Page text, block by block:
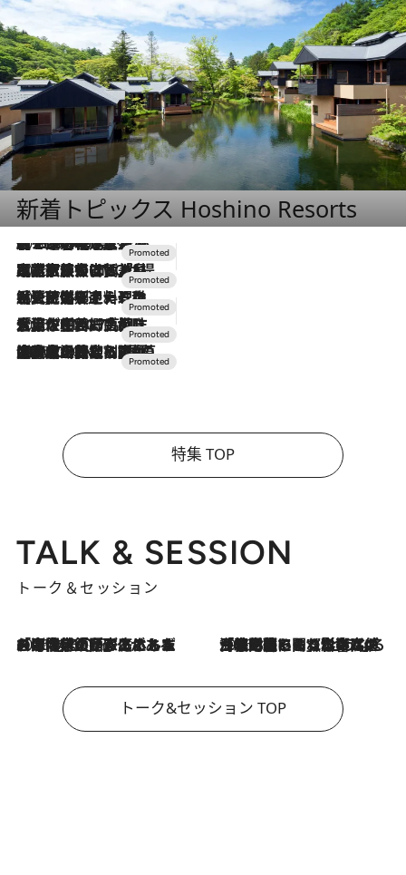
新着トピックス Hoshino Resorts
2026.8.7
【トンボの足水浴】ヒノキの香りに包まれて涼感マックス！約13℃の湧水かけ流しを避暑地「星野温泉 トンボの湯」で体験
2026.7.31
【ホテル帰省】という選択肢をOMOが提案。家族とほどよい距離を保つには「昼は実家、夜は気兼ねなくホテルで！」
2026.7.24
【夏限定ディナーコース】旬を迎える稚鮎や花ズッキーニなどをイタリア・トスカーナの郷土料理の手法で満喫！
2026.7.17
「土佐和ハーブかき氷」がOMO7高知に登場！生姜、山椒、大葉など目にも舌にも涼を呼ぶ郷土の味
2026.7.10
NEW OPEN！【界 草津】名湯の地に誕生。趣の異なる2種の温泉と上州ならではの会席・蕎麦割烹など美食を味わう究極の癒やし旅
特集 TOP
TALK & SESSION
トーク＆セッション
2026.8.3
「今後値上げがあるとすれば…」「リスクがあるのは今年の冬」エネルギー専門家が語る、ホルムズ海峡封鎖が家庭にもたらす“ある心配” 2026.8.3
「住宅建てられない…」「サーチャージ料の高値が続いている」ホルムズ海峡封鎖による影響はいつまで続く？《エネルギー専門家に聞く“どうなる日本の暮らし”》
トーク&セッション TOP